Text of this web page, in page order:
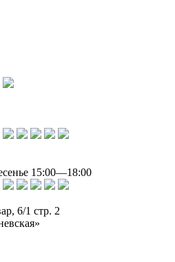
учебных групп.
Московский городской
по специальности
психодрамы, коучинга и ролевого
«Групповой тренер
практики и персональных
ИНКОМ-Недвижимость, «Урбан
15:00—18:00
6/1 стр. 2